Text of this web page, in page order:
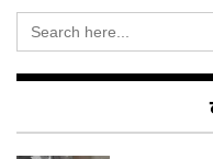
Search
for: